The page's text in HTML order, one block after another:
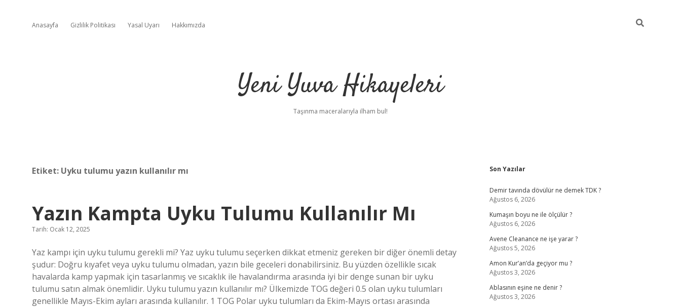
Anasayfa Gizlilik Politikası Yasal Uyarı Hakkımızda
Yeni Yuva Hikayeleri
Taşınma maceralarıyla ilham bul!
Etiket: Uyku tulumu yazın kullanılır mı
Yazın Kampta Uyku Tulumu Kullanılır Mı
Tarih: Ocak 12, 2025
Yaz kampı için uyku tulumu gerekli mi? Yaz uyku tulumu seçerken dikkat etmeniz gereken bir diğer önemli detay
şudur: Doğru kıyafet veya uyku tulumu olmadan, yazın bile geceleri donabilirsiniz. Bu yüzden özellikle sıcak
havalarda kamp yapmak için tasarlanmış ve sıcaklık ile havalandırma arasında iyi bir denge sunan bir uyku
tulumu satın almak önemlidir. Uyku tulumu yazın kullanılır mı? Ülkemizde TOG değeri 0.5 olan uyku tulumları
genellikle Mayıs-Ekim ayları arasında kullanılır. 1 TOG Polar uyku tulumları da Ekim-Mayıs ortası arasında
Sidebar
Son Yazılar
Demir tavında dövülür ne demek TDK ?
Ağustos 6, 2026
Kumaşın boyu ne ile ölçülür ?
Ağustos 6, 2026
Avene Cleanance ne işe yarar ?
Ağustos 5, 2026
Amon Kur’an’da geçiyor mu ?
Ağustos 3, 2026
Ablasının eşine ne denir ?
Ağustos 3, 2026
hiltonbetBetexper giriş adresi